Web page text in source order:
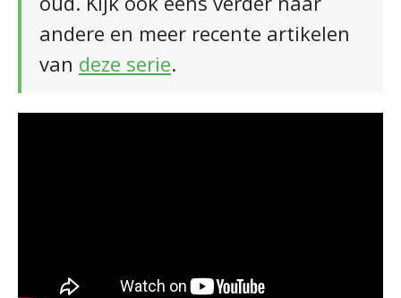
andere en meer recente artikelen
van deze serie.